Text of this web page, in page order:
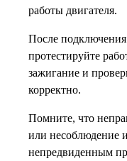
работы двигателя.
После
протестируйте
зажигание и
корректно.
Помните, что
или несоблюдение
непредвиденным